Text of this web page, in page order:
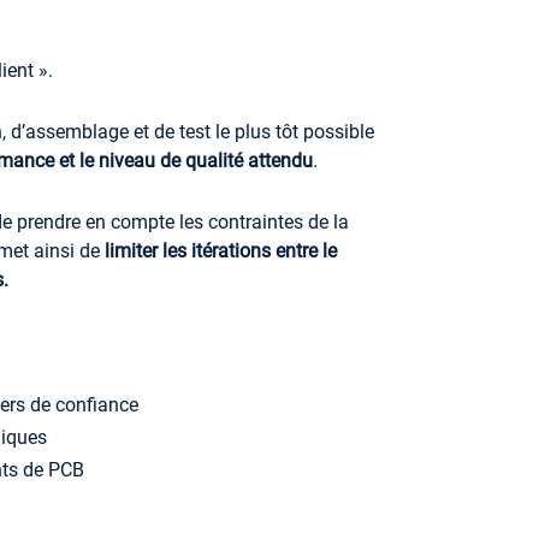
».
d’assemblage et de test le plus tôt possible
et le niveau de qualité attendu.
prendre en compte les contraintes de la
ainsi de limiter les itérations entre le
de confiance
de PCB